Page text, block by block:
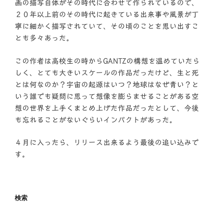
画の描写自体がその時代に合わせて作られているので、
２０年以上前のその時代に起きている出来事や風景が丁
寧に細かく描写されていて、その頃のことを思い出すこ
とも多々あった。
この作者は高校生の時からGANTZの構想を温めていたら
しく、とても大きいスケールの作品だったけど、生と死
とは何なのか？宇宙の起源はいつ？地球はなぜ青い？と
いう誰でも疑問に思って想像を膨らませることがある空
想の世界を上手くまとめ上げた作品だったとして、今後
も忘れることがないぐらいインパクトがあった。
４月に入ったら、リリース出来るよう最後の追い込みで
す。
検索